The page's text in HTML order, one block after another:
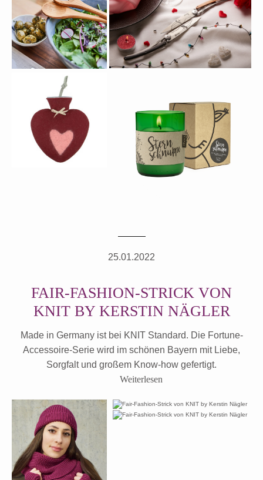
25.01.2022
FAIR-FASHION-STRICK VON
KNIT BY KERSTIN NÄGLER
Made in Germany ist bei KNIT Standard. Die Fortune-
Accessoire-Serie wird im schönen Bayern mit Liebe,
Sorgfalt und großem Know-how gefertigt.
Weiterlesen